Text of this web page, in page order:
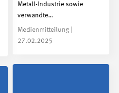
Metall-Industrie sowie
verwandte…
Medienmitteilung |
27.02.2025